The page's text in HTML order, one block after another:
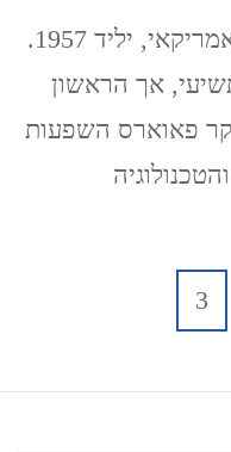
ההדים
ריצ'רד
/
Echo
ריצ'רד פאוארס הוא סופר אמריקאי, יליד 1957.
אך הראשון
פאוארס השפעות
עמוד
3